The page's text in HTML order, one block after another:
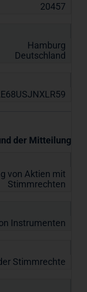
20457
Hamburg
Deutschland
der Mitteilung
von Aktien mit
Stimmrechten
Instrumenten
Stimmrechte